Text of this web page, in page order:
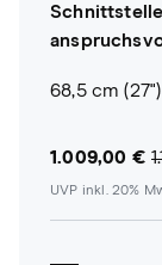
68,5 cm (27")
1.009,00 €
UVP inkl. 20%